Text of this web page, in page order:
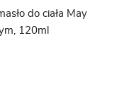
do ciała May
120ml